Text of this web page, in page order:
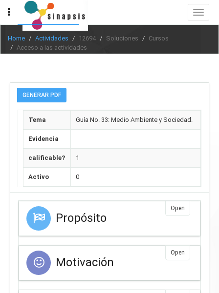
Toggle
Home Actividades 12694 Soluciones
Cursos
Acceso a las actividades
GENERAR PDF
Tema Guía No. 33: Medio Ambiente y Sociedad.
Evidencia
calificable? 1
Activo 0
Propósito
Open
Motivación
Open